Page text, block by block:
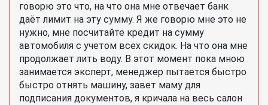
говорю это что, на что она мне отвечает банк
даёт лимит на эту сумму. Я же говорю мне это не
нужно, мне посчитайте кредит на сумму
автомобиля с учетом всех скидок. На что она мне
продолжает лить воду. В этот момент пока мною
занимается эксперт, менеджер пытается быстро
быстро отнять машину, завет маму для
подписания документов, я кричала на весь салон